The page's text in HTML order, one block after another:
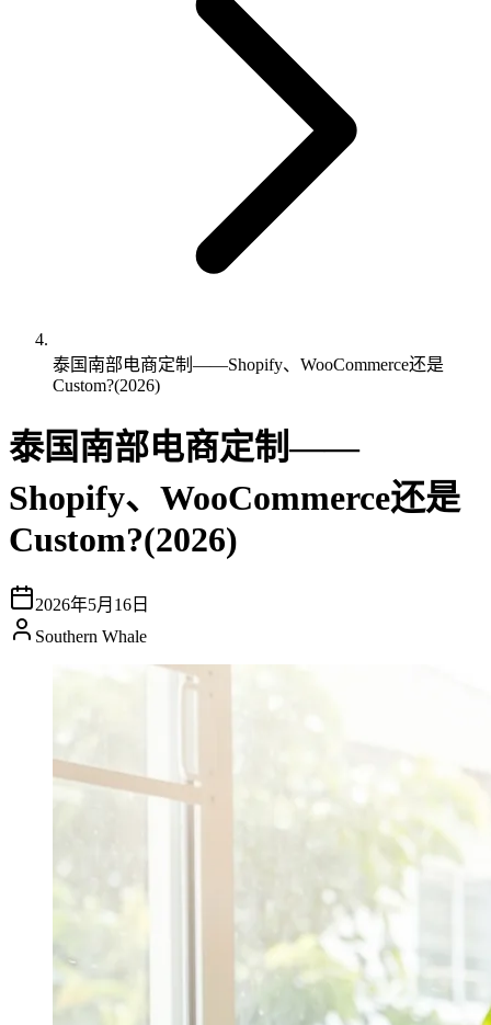
泰国南部电商定制——Shopify、WooCommerce还是
Custom?(2026)
泰国南部电商定制——
Shopify、WooCommerce还是
Custom?(2026)
2026年5月16日
Southern Whale